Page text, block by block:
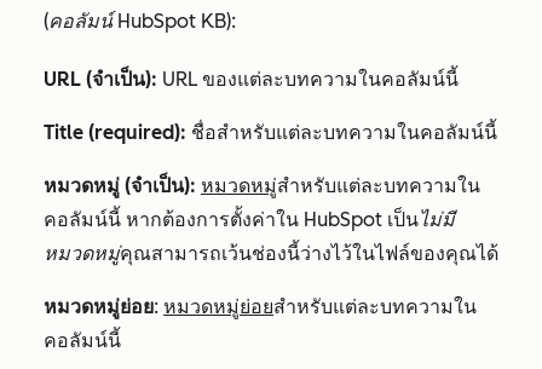
(คอลัมน์ HubSpot KB):
URL (จำเป็น): URL ของแต่ละบทความในคอลัมน์นี้
Title (required): ชื่อสำหรับแต่ละบทความในคอลัมน์นี้
หมวดหมู่ (จำเป็น): หมวดหมู่สำหรับแต่ละบทความใน
คอลัมน์นี้ หากต้องการตั้งค่าใน HubSpot เป็นไม่มี
หมวดหมู่คุณสามารถเว้นช่องนี้ว่างไว้ในไฟล์ของคุณได้
หมวดหมู่ย่อย: หมวดหมู่ย่อยสำหรับแต่ละบทความใน
คอลัมน์นี้